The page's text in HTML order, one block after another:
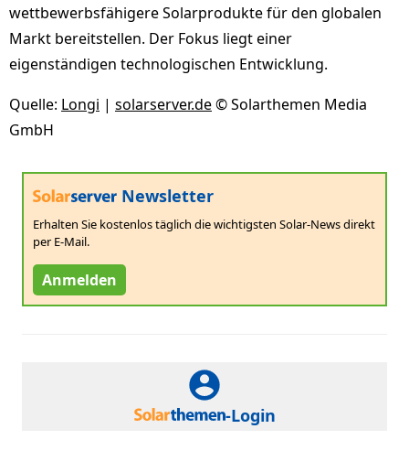
wettbewerbsfähigere Solarprodukte für den globalen
Markt bereitstellen. Der Fokus liegt einer
eigenständigen technologischen Entwicklung.
Quelle: Longi | solarserver.de© Solarthemen Media
GmbH
Newsletter
Erhalten Sie kostenlos täglich die wichtigsten Solar-News direkt
per E-Mail.
Anmelden
-Login